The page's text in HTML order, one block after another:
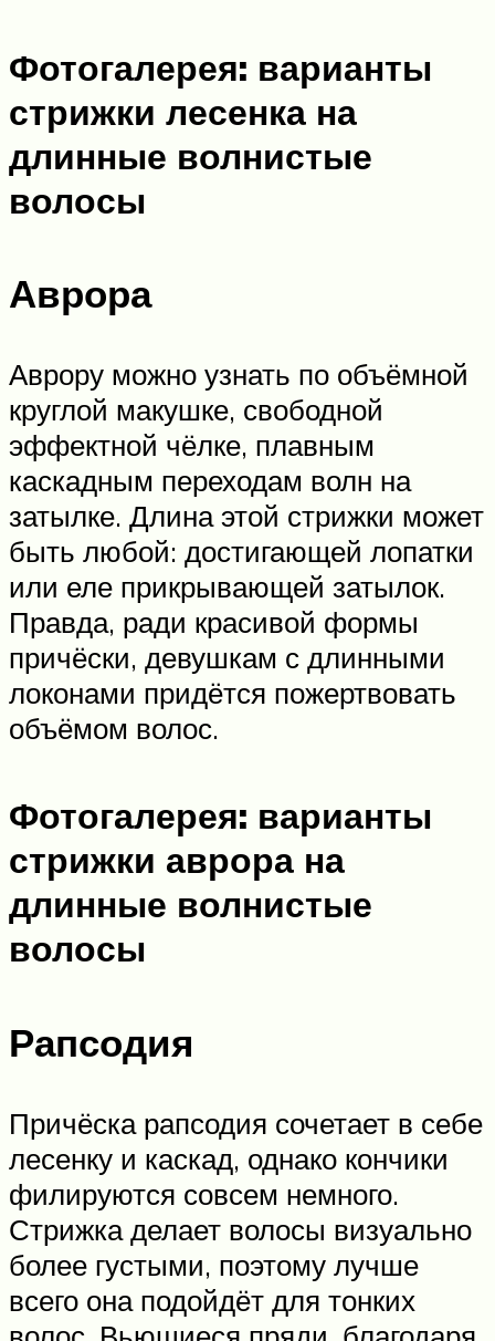
Фотогалерея: варианты
стрижки лесенка на
длинные волнистые
волосы
Аврора
Аврору можно узнать по объёмной
круглой макушке, свободной
эффектной чёлке, плавным
каскадным переходам волн на
затылке. Длина этой стрижки может
быть любой: достигающей лопатки
или еле прикрывающей затылок.
Правда, ради красивой формы
причёски, девушкам с длинными
локонами придётся пожертвовать
объёмом волос.
Фотогалерея: варианты
стрижки аврора на
длинные волнистые
волосы
Рапсодия
Причёска рапсодия сочетает в себе
лесенку и каскад, однако кончики
филируются совсем немного.
Стрижка делает волосы визуально
более густыми, поэтому лучше
всего она подойдёт для тонких